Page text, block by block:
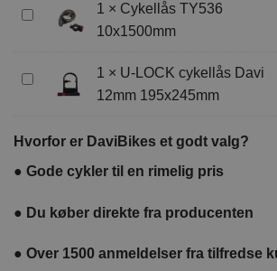
af
Cykellås
1 × Cykellås TY536
10x1500mm
U-
Davi
195x245mm
1 × U-LOCK cykellås Davi
12mm 195x245mm
Hvorfor er DaviBikes et godt valg?
● Gode cykler til en rimelig pris
● Du køber direkte fra producenten
● Over 1500 anmeldelser fra tilfredse